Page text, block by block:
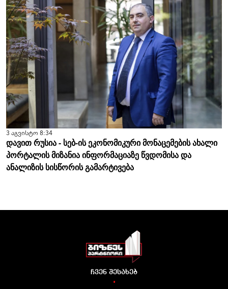
3 აგვისტო 8:34
დავით რუსია - სებ-ის ეკონომიკური მონაცემების ახალი
პორტალის მიზანია ინფორმაციაზე წვდომისა და
ანალიზის სისწორის გამარტივება
ჩვენ შესახებ
•